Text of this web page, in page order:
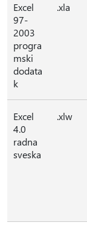
Excel
97-
2003
progra
mski
dodata
k
.xla
Excel
4.0
radna
sveska
.xlw